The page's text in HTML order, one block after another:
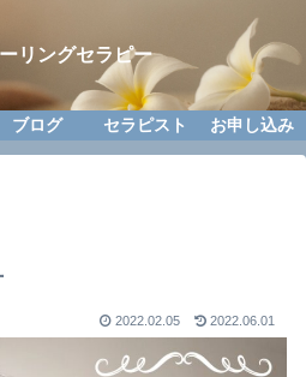
リングセラピー
ブログ セラピスト お申し込み
2022.02.05 2022.06.01